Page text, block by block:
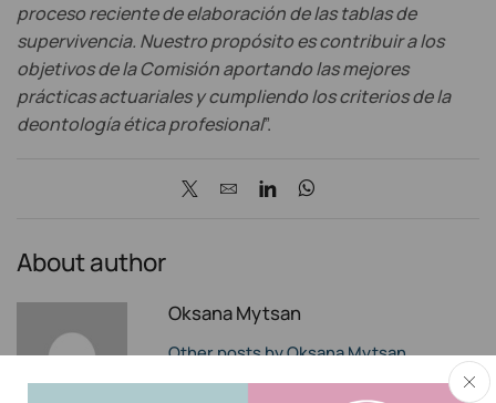
proceso reciente de elaboración de las tablas de
supervivencia. Nuestro propósito es contribuir a los
objetivos de la Comisión aportando las mejores
prácticas actuariales y cumpliendo los criterios de la
deontología ética profesional”.
About author
Oksana Mytsan
Other posts by Oksana Mytsan